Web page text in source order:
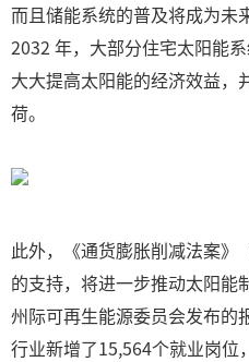
而且储能系统的普及将成为未
2032 年，大部分住宅太阳能
大大提高太阳能的经济效益，
荷。
此外，《通货膨胀削减法案》
的支持，将进一步推动太阳能
州际可再生能源委员会发布的
行业新增了15,564个就业岗位